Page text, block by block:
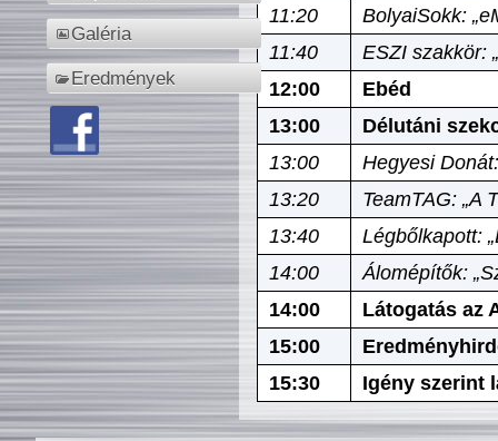
Galéria
Eredmények
11:20
BolyaiSokk:
11:40
ESZI szakkör:
12:00
Ebéd
13:00
Délutáni
13:00
Hegyesi
13:20
TeamTAG: „A
13:40
Légbőlkapott:
14:00
Álomépítők:
14:00
Látogatás az
15:00
15:30
Igény szerint